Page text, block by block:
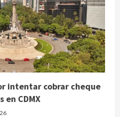
intentar cobrar cheque
en CDMX